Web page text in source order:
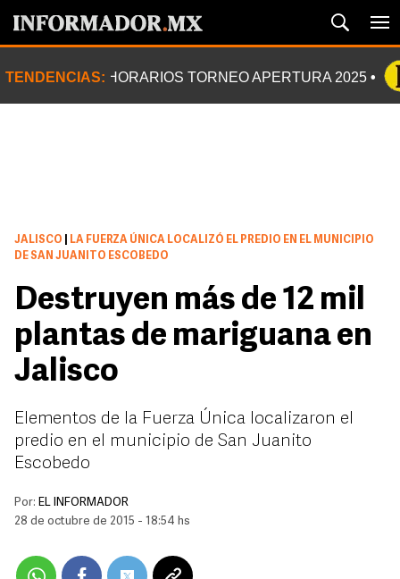
TENDENCIAS: HORARIOS TORNEO APERTURA 2025
JALISCO
LA FUERZA ÚNICA LOCALIZÓ EL PREDIO EN EL MUNICIPIO
DE SAN JUANITO ESCOBEDO
Destruyen más de 12 mil
plantas de mariguana en
Jalisco
Elementos de la Fuerza Única localizaron el
predio en el municipio de San Juanito
Escobedo
Por: EL INFORMADOR
28 de octubre de 2015 - 18:54 hs